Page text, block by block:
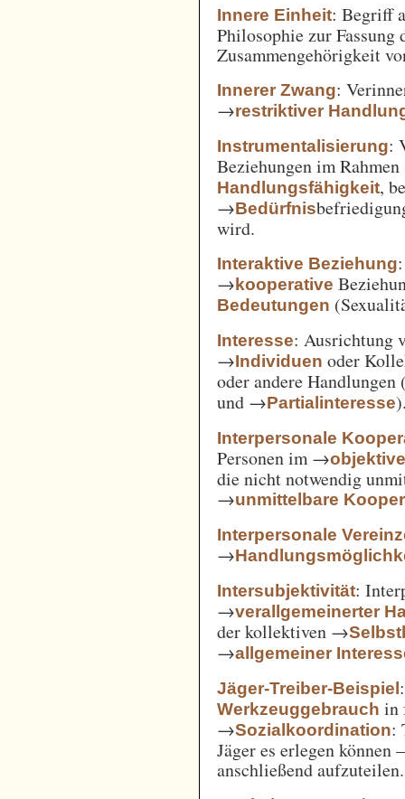
Innere Einheit: Begriff
Philosophie zur
Zusammengehörigkeit
Innerer Zwang:
→restriktiver
Instrumentalisierung:
Beziehungen im
Handlungsfähigkeit,
→Bedürfnis
wird.
Interaktive Beziehung
→kooperative
Bedeutungen
Interesse: Ausrichtung
→Individuen oder
oder andere
und →Partialinteresse
Interpersonale
Personen im →
die nicht notwendig
→unmittelbare
Interpersonale
→
Intersubjektivität:
→verallgemeinerter
der kollektiven →
→allgemeiner
Jäger-Treiber-Beispiel
Werkzeuggebrauch in
→Sozialkoordination:
Jäger es erlegen
anschließend aufzuteilen.